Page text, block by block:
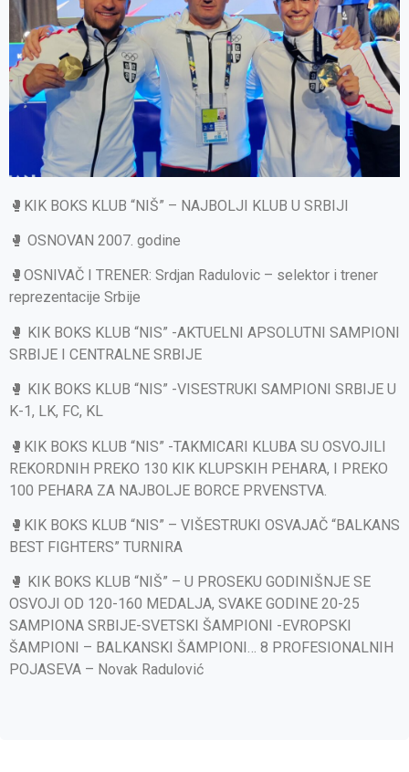
🥊KIK BOKS KLUB “NIŠ” – NAJBOLJI KLUB U SRBIJI
🥊 OSNOVAN 2007. godine
🥊OSNIVAČ I TRENER: Srdjan Radulovic – selektor i trener
reprezentacije Srbije
🥊 KIK BOKS KLUB “NIS” -AKTUELNI APSOLUTNI SAMPIONI
SRBIJE I CENTRALNE SRBIJE
🥊 KIK BOKS KLUB “NIS” -VISESTRUKI SAMPIONI SRBIJE U
K-1, LK, FC, KL
🥊KIK BOKS KLUB “NIS” -TAKMICARI KLUBA SU OSVOJILI
REKORDNIH PREKO 130 KIK KLUPSKIH PEHARA, I PREKO
100 PEHARA ZA NAJBOLJE BORCE PRVENSTVA.
🥊KIK BOKS KLUB “NIS” – VIŠESTRUKI OSVAJAČ “BALKANS
BEST FIGHTERS” TURNIRA
🥊 KIK BOKS KLUB “NIŠ” – U PROSEKU GODINIŠNJE SE
OSVOJI OD 120-160 MEDALJA, SVAKE GODINE 20-25
SAMPIONA SRBIJE-SVETSKI ŠAMPIONI -EVROPSKI
ŠAMPIONI – BALKANSKI ŠAMPIONI… 8 PROFESIONALNIH
POJASEVA – Novak Radulović